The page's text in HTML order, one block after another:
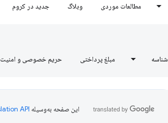
مطالعات موردی وبلاگ جدید در کروم
شناسه مبلغ پرداختی حریم خصوصی و امنیت
این صفحه به‌وسیله